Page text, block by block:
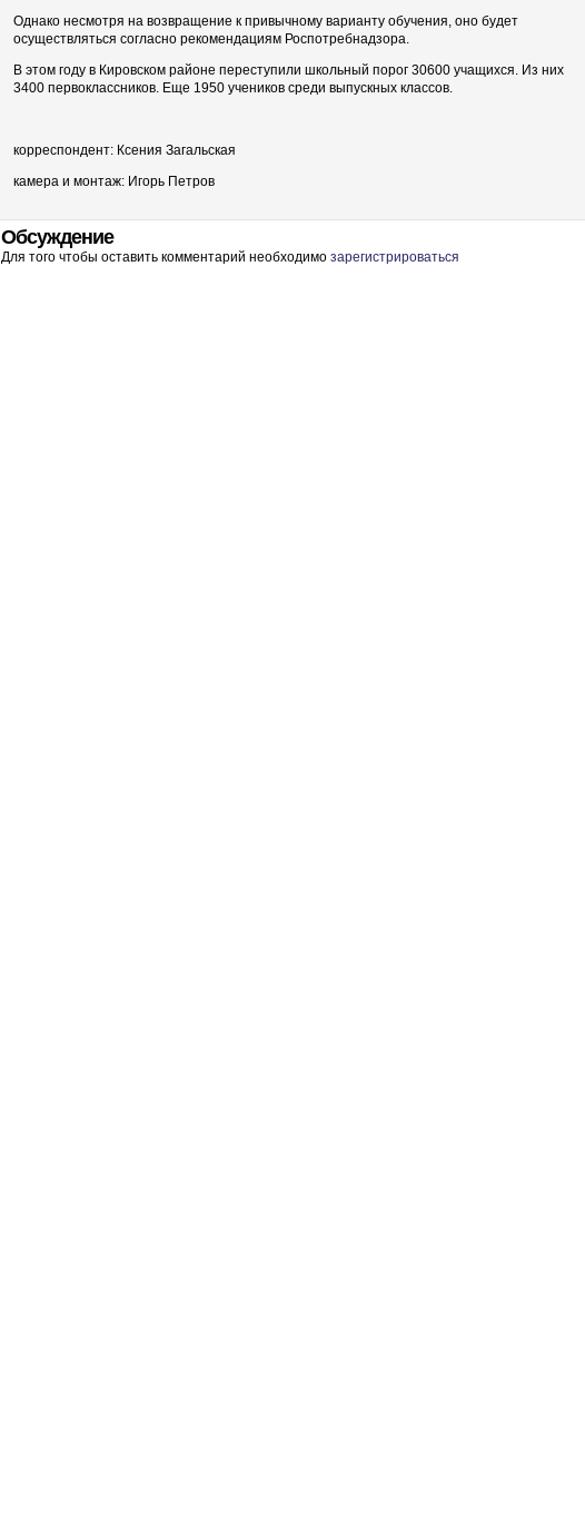
Однако несмотря на возвращение к привычному варианту обучения, оно будет
осуществляться согласно рекомендациям Роспотребнадзора.
В этом году в Кировском районе переступили школьный порог 30600 учащихся. Из них
3400 первоклассников. Еще 1950 учеников среди выпускных классов.
корреспондент: Ксения Загальская
камера и монтаж: Игорь Петров
Обсуждение
Для того чтобы оставить комментарий необходимо зарегистрироваться